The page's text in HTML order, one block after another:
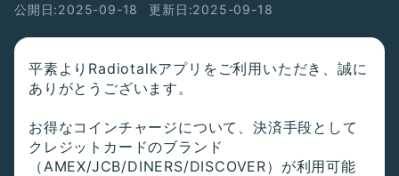
公開日:2025-09-18
更新日:2025-09-18
平素よりRadiotalkアプリをご利用いただき、誠に
ありがとうございます。
お得なコインチャージについて、決済手段として
クレジットカードのブランド
（AMEX/JCB/DINERS/DISCOVER）が利用可能